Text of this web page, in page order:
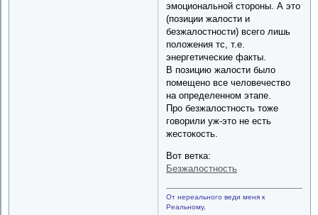
эмоциональной стороны. А это
(позиции жалости и
безжалостности) всего лишь
положения тс, т.е.
энергетические факты.
В позицию жалости было
помещено все человечество
на определенном этапе.
Про безжалостность тоже
говорили уж-это не есть
жестокость.
Вот ветка:
Безжалостность
От нереального веди меня к
Реальному,